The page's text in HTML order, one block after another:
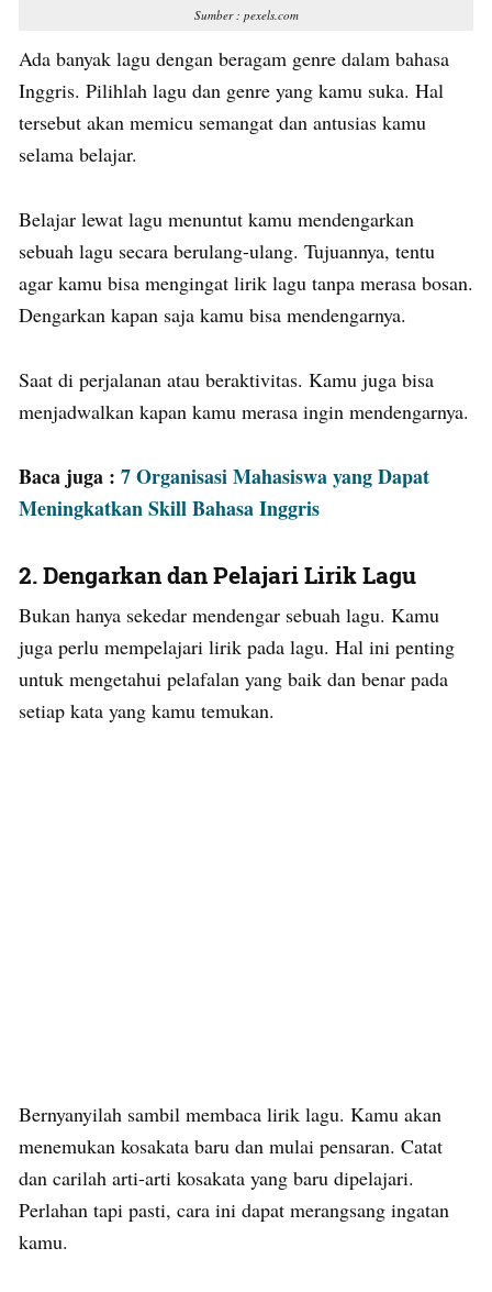
Sumber : pexels.com
Ada banyak lagu dengan beragam genre dalam bahasa
Inggris. Pilihlah lagu dan genre yang kamu suka. Hal
tersebut akan memicu semangat dan antusias kamu
selama belajar.
Belajar lewat lagu menuntut kamu mendengarkan
sebuah lagu secara berulang-ulang. Tujuannya, tentu
agar kamu bisa mengingat lirik lagu tanpa merasa bosan.
Dengarkan kapan saja kamu bisa mendengarnya.
Saat di perjalanan atau beraktivitas. Kamu juga bisa
menjadwalkan kapan kamu merasa ingin mendengarnya.
Baca juga : 7 Organisasi Mahasiswa yang Dapat
Meningkatkan Skill Bahasa Inggris
2. Dengarkan dan Pelajari Lirik Lagu
Bukan hanya sekedar mendengar sebuah lagu. Kamu
juga perlu mempelajari lirik pada lagu. Hal ini penting
untuk mengetahui pelafalan yang baik dan benar pada
setiap kata yang kamu temukan.
Bernyanyilah sambil membaca lirik lagu. Kamu akan
menemukan kosakata baru dan mulai pensaran. Catat
dan carilah arti-arti kosakata yang baru dipelajari.
Perlahan tapi pasti, cara ini dapat merangsang ingatan
kamu.